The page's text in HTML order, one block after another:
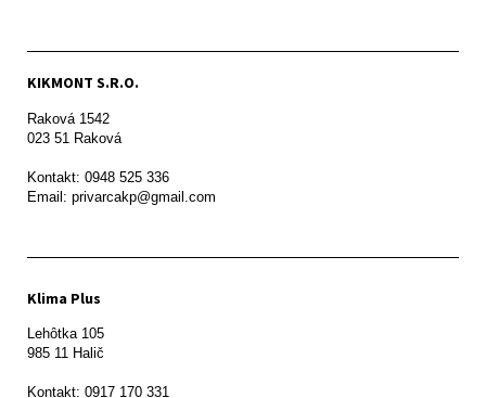
KIKMONT S.R.O.
Raková 1542
023 51 Raková
Kontakt: 0948 525 336
Email: privarcakp@gmail.com
Klima Plus
Lehôtka 105
985 11 Halič
Kontakt: 0917 170 331